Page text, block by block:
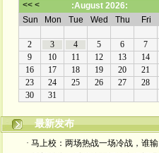
最新发布
· 马上校：两场热战一场冷战，谁输